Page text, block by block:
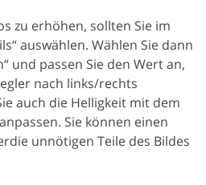
zu erhöhen, sollten Sie im
auswählen. Wählen Sie dann
und passen Sie den Wert an,
nach links/rechts
auch die Helligkeit mit dem
Sie können einen
unnötigen Teile des Bildes